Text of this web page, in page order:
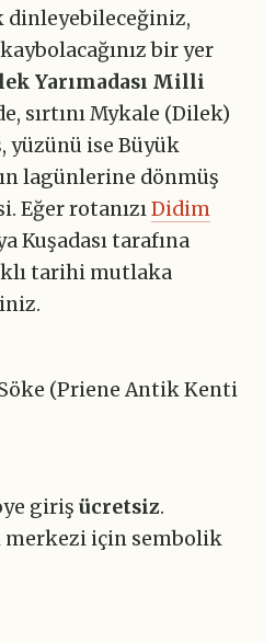
dinleyebileceğiniz,
bir yer
Yarımadası Milli
sırtını Mykale (Dilek)
yüzünü ise Büyük
lagünlerine dönmüş
Eğer rotanızıDidim
Kuşadası tarafına
tarihi mutlaka
(Priene Antik Kenti
giriş ücretsiz.
merkezi için sembolik